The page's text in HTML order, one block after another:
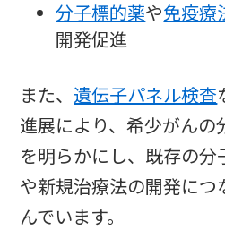
分子標的薬や免疫療
開発促進
また、 遺伝子パネル検査
進展により、希少がんの
を明らかにし、既存の
や新規治療法の開発につ
んでいます。